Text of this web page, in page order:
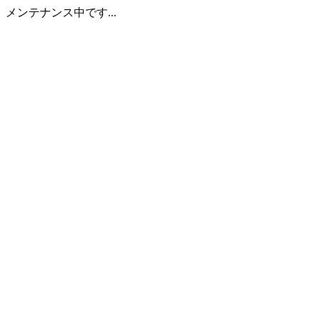
メンテナンス中です...